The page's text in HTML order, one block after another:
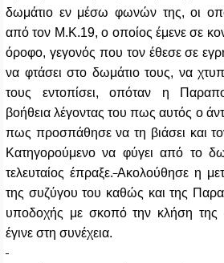
δωμάτιο εν μέσω φωνών της, οι
από τον Μ.Κ.19, ο οποίος έμενε σε
όροφο, γεγονός που τον έθεσε σε
να φτάσει στο δωμάτιο τους, να
τους εντοπίσει, οπόταν η
βοήθεια λέγοντας του πως αυτός ο
πως προσπάθησε να τη βιάσει και
Κατηγορούμενο να φύγει από το
τελευταίος έπραξε. Ακολούθησε η
της συζύγου του καθώς και της
υποδοχής με σκοπό την κλήση της
έγινε στη συνέχεια.